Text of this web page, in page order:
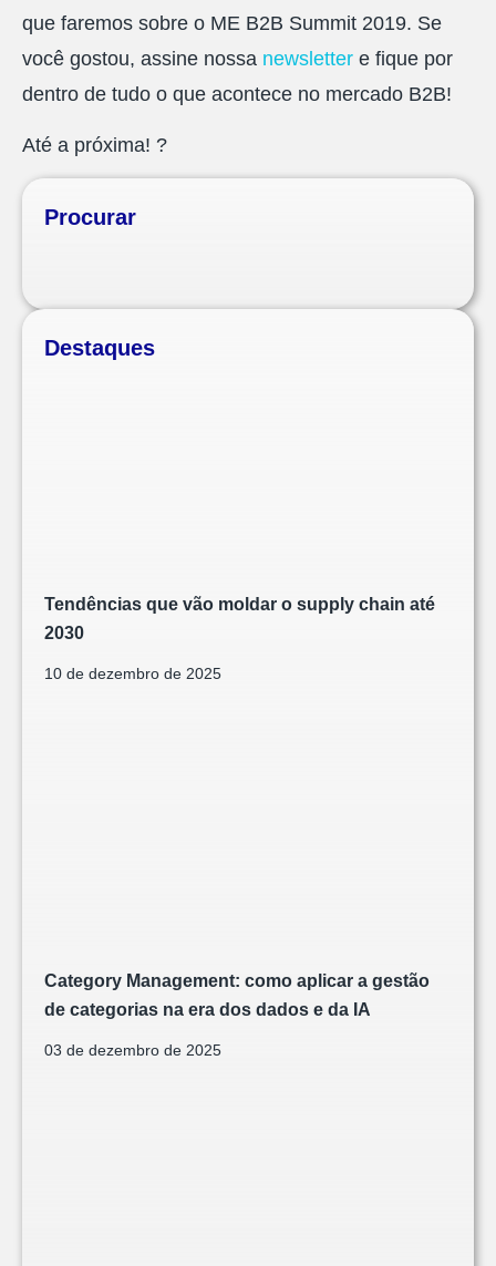
que faremos sobre o ME B2B Summit 2019. Se
você gostou, assine nossa newsletter e fique por
dentro de tudo o que acontece no mercado B2B!
Até a próxima! ?
Procurar
Destaques
Tendências que vão moldar o supply chain até
2030
10 de dezembro de 2025
Category Management: como aplicar a gestão
de categorias na era dos dados e da IA
03 de dezembro de 2025